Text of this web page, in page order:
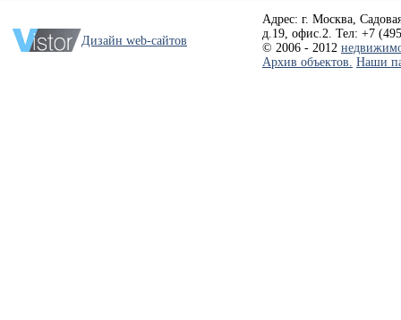
Дизайн web-сайтов
Адрес: г. Москва,
д.19, офис.2. Тел: +7
© 2006 - 2012
Архив объектов. Наши